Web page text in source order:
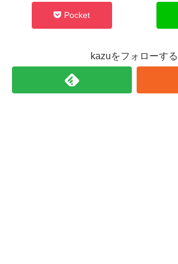
Pocket
kazuをフォローする